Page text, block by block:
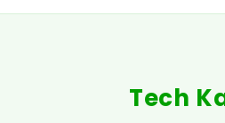
Tech